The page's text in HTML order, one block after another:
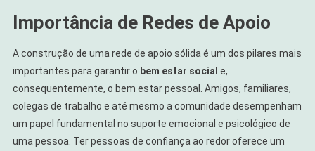
Importância de Redes de Apoio
A construção de uma rede de apoio sólida é um dos pilares mais
importantes para garantir o bem estar social e,
consequentemente, o bem estar pessoal. Amigos, familiares,
colegas de trabalho e até mesmo a comunidade desempenham
um papel fundamental no suporte emocional e psicológico de
uma pessoa. Ter pessoas de confiança ao redor oferece um